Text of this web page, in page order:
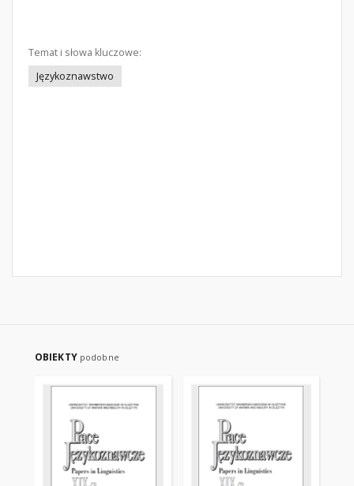
Temat i słowa kluczowe:
Językoznawstwo
OBIEKTY podobne